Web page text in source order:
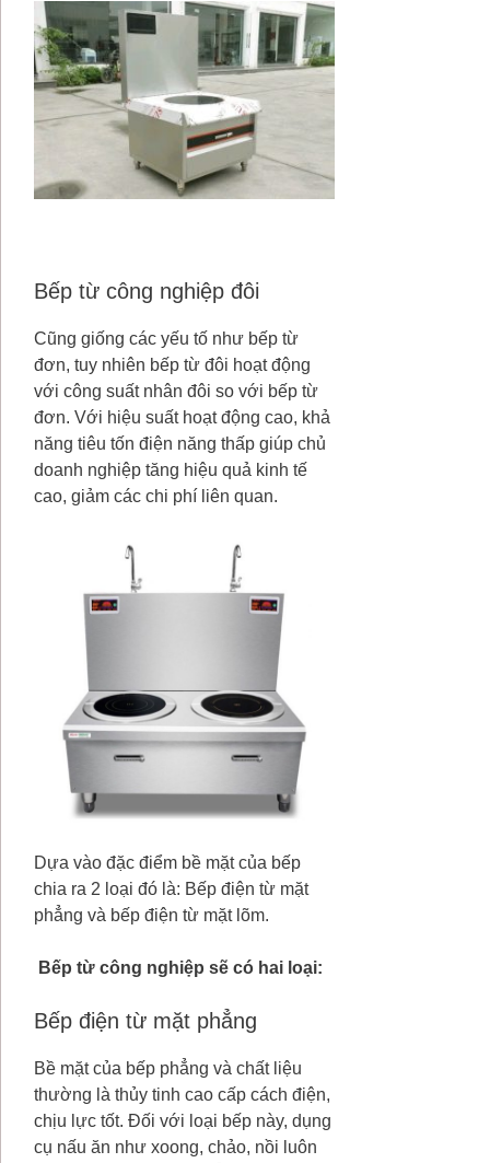
Bếp từ công nghiệp đôi
Cũng giống các yếu tố như bếp từ
đơn, tuy nhiên bếp từ đôi hoạt động
với công suất nhân đôi so với bếp từ
đơn. Với hiệu suất hoạt động cao, khả
năng tiêu tốn điện năng thấp giúp chủ
doanh nghiệp tăng hiệu quả kinh tế
cao, giảm các chi phí liên quan.
Dựa vào đặc điểm bề mặt của bếp
chia ra 2 loại đó là: Bếp điện từ mặt
phẳng và bếp điện từ mặt lõm.
Bếp từ công nghiệp sẽ có hai loại:
Bếp điện từ mặt phẳng
Bề mặt của bếp phẳng và chất liệu
thường là thủy tinh cao cấp cách điện,
chịu lực tốt. Đối với loại bếp này, dụng
cụ nấu ăn như xoong, chảo, nồi luôn